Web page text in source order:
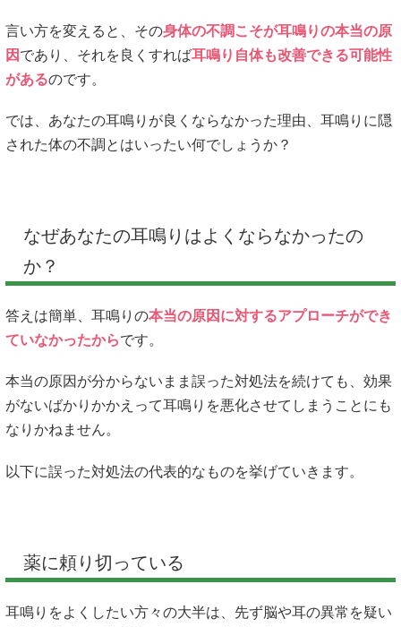
言い方を変えると、その身体の不調こそが耳鳴りの本当の原
因 であり、それを良くすれば耳鳴り自体も改善できる可能性
があるのです。
では、あなたの耳鳴りが良くならなかった理由、耳鳴りに隠
された体の不調とはいったい何でしょうか？
なぜあなたの耳鳴りはよくならなかったの
か？
答えは簡単、耳鳴りの本当の原因に対するアプローチができ
ていなかったからです。
本当の原因が分からないまま誤った対処法を続けても、効果
がないばかりかかえって耳鳴りを悪化させてしまうことにも
なりかねません。
以下に誤った対処法の代表的なものを挙げていきます。
薬に頼り切っている
耳鳴りをよくしたい方々の大半は、先ず脳や耳の異常を疑い